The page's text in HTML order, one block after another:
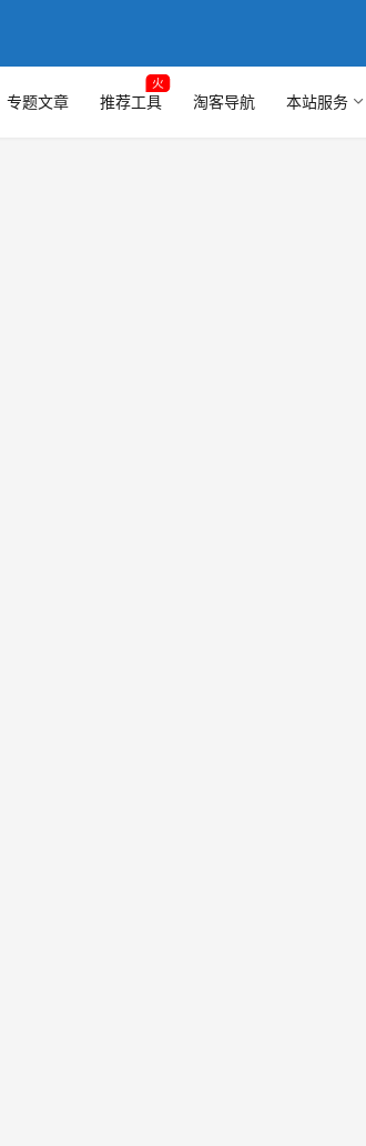
专题文章 推荐工具
火
淘客导航 本站服务